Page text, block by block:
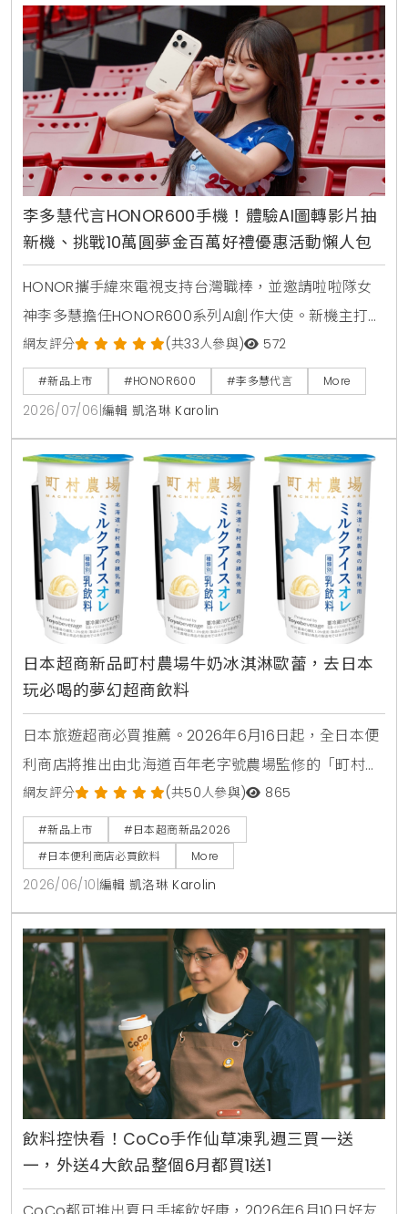
李多慧代言HONOR600手機！體驗AI圖轉影片抽
新機、挑戰10萬圓夢金百萬好禮優惠活動懶人包
HONOR攜手緯來電視支持台灣職棒，並邀請啦啦隊女
神李多慧擔任HONOR600系列AI創作大使。新機主打業
界首發AI圖轉影片功能，即日起至7月31日舉辦一鍵造夢
活動，至台北三創或遠傳門市體驗創作有機會獲得新
機，參與網站投票週週抽HONOR600手機，上市後購
機創作還能角逐10萬圓夢金。
網友評分 (共33人參與) 572
#新品上市 #HONOR600 #李多慧代言 More
2026/07/06 編輯 凱洛琳 Karolin
日本超商新品町村農場牛奶冰淇淋歐蕾，去日本
玩必喝的夢幻超商飲料
日本旅遊超商必買推薦。2026年6月16日起，全日本便
利商店將推出由北海道百年老字號農場監修的「町村農
場牛奶冰淇淋歐蕾」。這款乳飲品使用了高品質的香濃
煉乳，完美呈現如同品嚐融化冰淇淋般的奢侈風味，是
赴日觀光不可錯過的夢幻甜點飲料。
網友評分 (共50人參與) 865
#新品上市
#日本超商新品2026
#日本便利商店必買飲料
More
2026/06/10 編輯 凱洛琳 Karolin
飲料控快看！CoCo手作仙草凍乳週三買一送
一，外送4大飲品整個6月都買1送1